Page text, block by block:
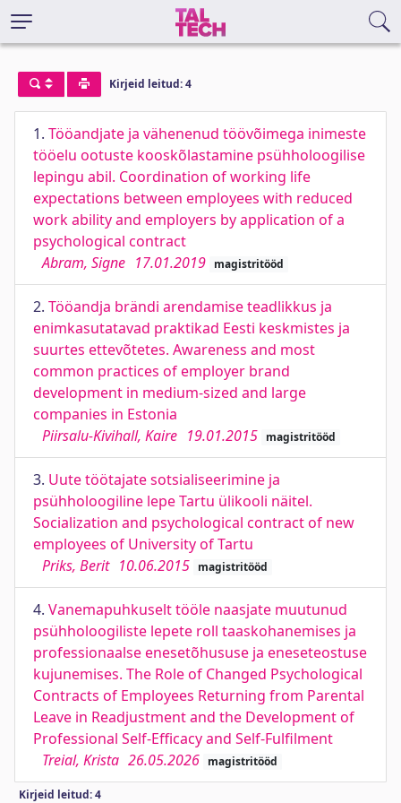
Kirjeid leitud: 4
1. Tööandjate ja vähenenud töövõimega inimeste
tööelu ootuste kooskõlastamine psühholoogilise
lepingu abil. Coordination of working life
expectations between employees with reduced
work ability and employers by application of a
psychological contract
Abram, Signe 17.01.2019 magistritööd
2. Tööandja brändi arendamise teadlikkus ja
enimkasutatavad praktikad Eesti keskmistes ja
suurtes ettevõtetes. Awareness and most
common practices of employer brand
development in medium-sized and large
companies in Estonia
Piirsalu-Kivihall, Kaire 19.01.2015 magistritööd
3. Uute töötajate sotsialiseerimine ja
psühholoogiline lepe Tartu ülikooli näitel.
Socialization and psychological contract of new
employees of University of Tartu
Priks, Berit 10.06.2015 magistritööd
4. Vanemapuhkuselt tööle naasjate muutunud
psühholoogiliste lepete roll taaskohanemises ja
professionaalse enesetõhususe ja eneseteostuse
kujunemises. The Role of Changed Psychological
Contracts of Employees Returning from Parental
Leave in Readjustment and the Development of
Professional Self-Efficacy and Self-Fulfilment
Treial, Krista 26.05.2026 magistritööd
Kirjeid leitud: 4